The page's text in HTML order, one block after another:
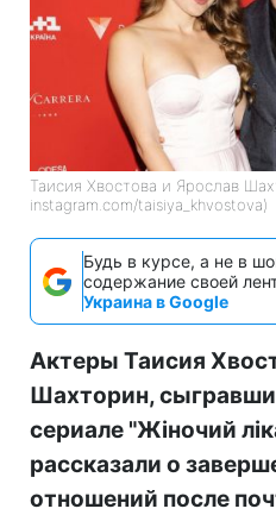
Таисия Хвостова и Ярослав
instagram.com/taisiya_khvostova)
Будь в курсе, а не в
содержание своей
Украина в Google
Актеры Таисия
Шахторин,
сериале "Жіночий
рассказали о
отношений после